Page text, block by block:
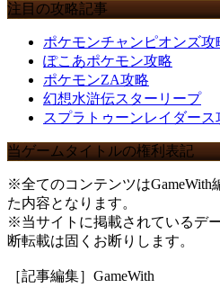
注目の攻略記事
ポケモンチャンピオンズ攻
ぽこあポケモン攻略
ポケモンZA攻略
幻想水滸伝スターリープ
スプラトゥーンレイダース
当ゲームタイトルの権利表記
※全てのコンテンツはGameWith
た内容となります。
※当サイトに掲載されているデ
断転載は固くお断りします。
［記事編集］GameWith